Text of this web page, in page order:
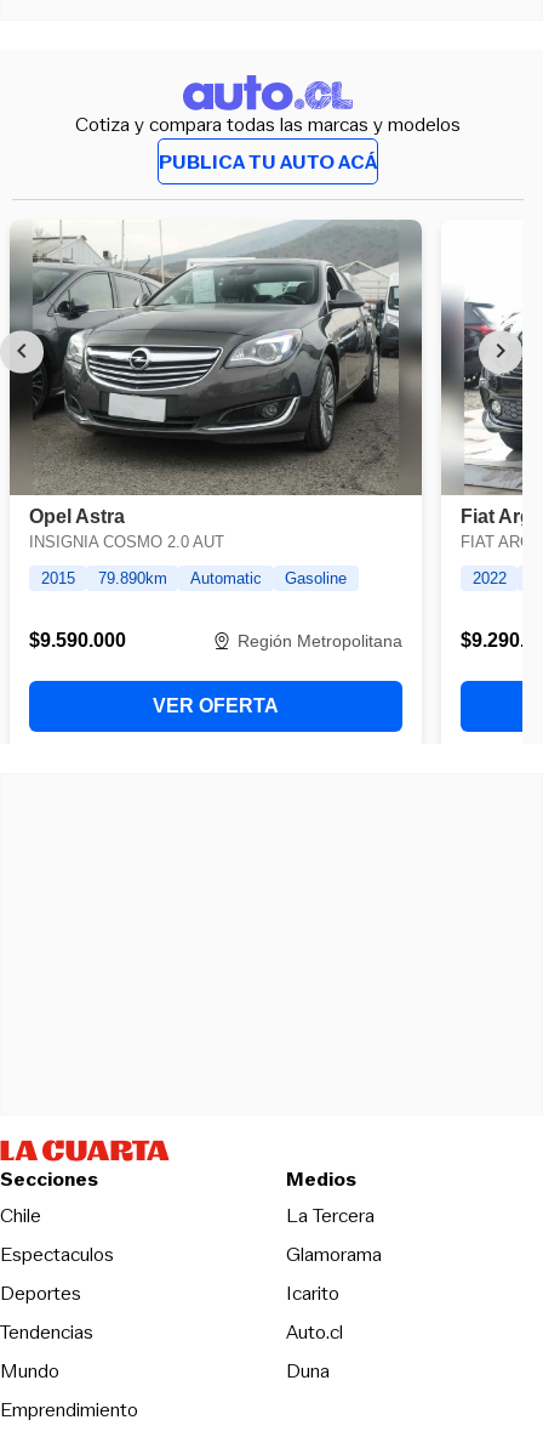
Cotiza y compara todas las marcas y modelos
PUBLICA TU AUTO ACÁ
Secciones
Chile
Espectaculos
Deportes
Tendencias
Mundo
Emprendimiento
Medios
La TerceraOpens in new
Glamorama
Icarito
Auto.cl
DunaOpens in new window